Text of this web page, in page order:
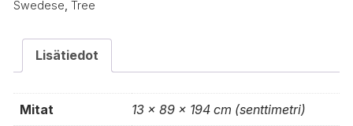
Swedese Tree
Lisätiedot
Mitat 13 × 89 × 194 cm (senttimetri)